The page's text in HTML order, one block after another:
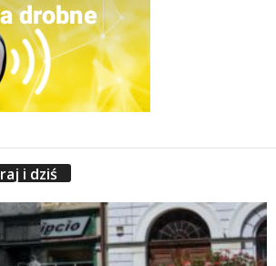
i dziś